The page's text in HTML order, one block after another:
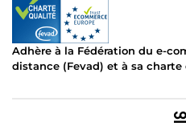
Adhère à la Fédération du e-
distance (Fevad) et à sa charte